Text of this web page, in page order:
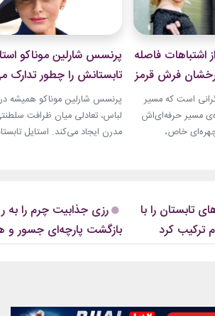
اشتباهات فاصله
فرش قرمز
است که مسیر
مسیر حرفه‌ای‌اش
خاص،
در سال‌های ابتدایی
آپارتمانیخرید
پرنسس شارلین موناکو
تابستانش را چطور تدارک
پرنسس شارلین موناکو همیشه
لباس، تعادلی میان ظرافت
مدرن ایجاد می‌کند. استایل
صمیمی‌تر، شارلین نشان داده که
پیراهن‌های...
تابستان را با
ترکیب کرد
رزی جذابیت چرم را
بازگشت پارچه‌ای جسور و
شیک